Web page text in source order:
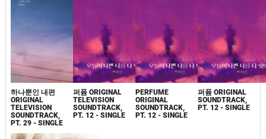
하나뿐인 내편
ORIGINAL
TELEVISION
SOUNDTRACK,
PT. 29 - SINGLE
퍼퓸 ORIGINAL
TELEVISION
SOUNDTRACK,
PT. 12 - SINGLE
PERFUME
ORIGINAL
SOUNDTRACK,
PT. 12 - SINGLE
퍼퓸 ORIGINAL
SOUNDTRACK,
PT. 12 - SINGLE